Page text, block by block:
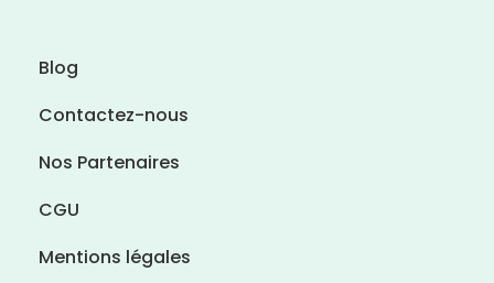
Blog
Contactez-nous
Nos Partenaires
CGU
Mentions légales